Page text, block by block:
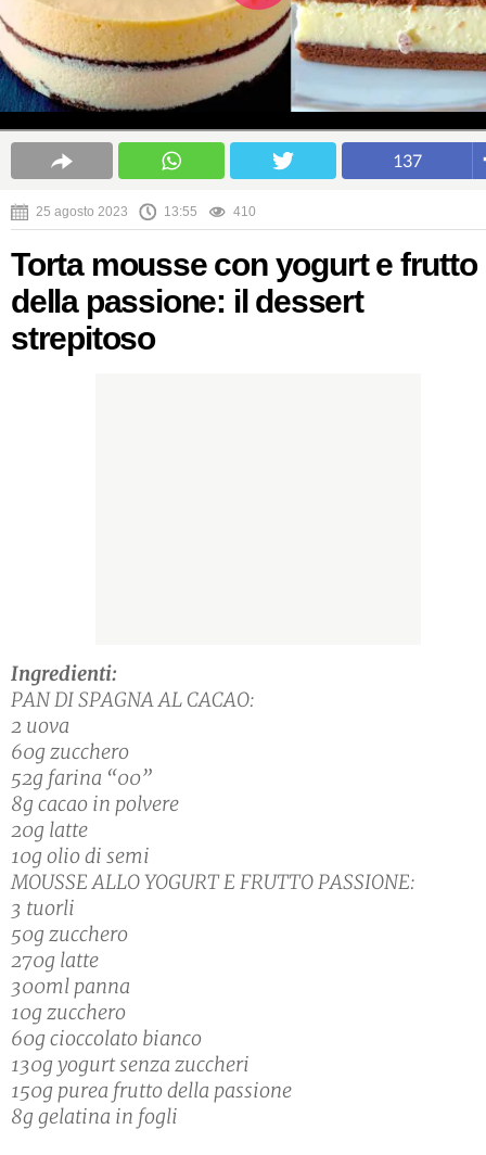
137
25 agosto 2023 13:55 410
Torta mousse con yogurt e frutto
della passione: il dessert
strepitoso
Ingredienti:
PAN DI SPAGNA AL CACAO:
2 uova
60g zucchero
52g farina “00”
8g cacao in polvere
20g latte
10g olio di semi
MOUSSE ALLO YOGURT E FRUTTO PASSIONE:
3 tuorli
50g zucchero
270g latte
300ml panna
10g zucchero
60g cioccolato bianco
130g yogurt senza zuccheri
150g purea frutto della passione
8g gelatina in fogli